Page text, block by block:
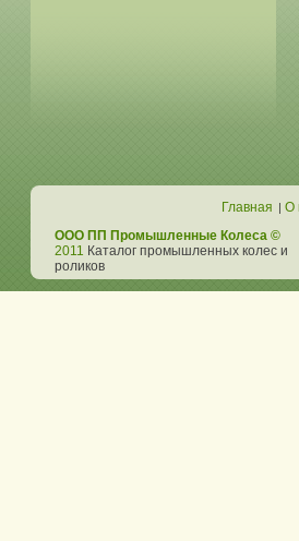
Главная | О
ООО ПП Промышленные Колеса ©
2011 Каталог промышленных колес и
роликов